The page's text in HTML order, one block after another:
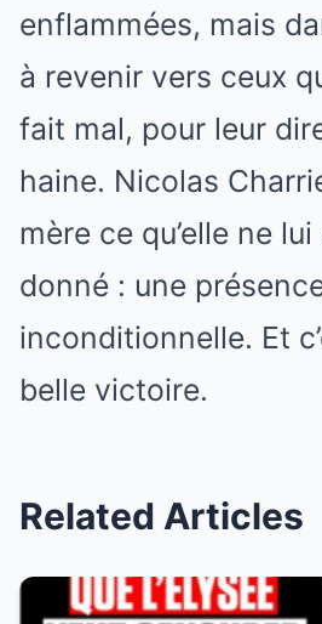
enflammées, mais
à revenir vers ceux
fait mal, pour leur
haine. Nicolas
mère ce qu’elle ne
donné : une
inconditionnelle. Et
belle victoire.
Related Articles